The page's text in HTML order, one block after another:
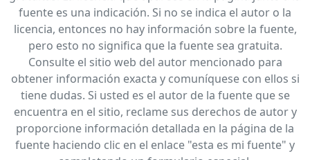
fuente es una indicación. Si no se indica el autor o la
licencia, entonces no hay información sobre la fuente,
pero esto no significa que la fuente sea gratuita.
Consulte el sitio web del autor mencionado para
obtener información exacta y comuníquese con ellos si
tiene dudas. Si usted es el autor de la fuente que se
encuentra en el sitio, reclame sus derechos de autor y
proporcione información detallada en la página de la
fuente haciendo clic en el enlace "esta es mi fuente" y